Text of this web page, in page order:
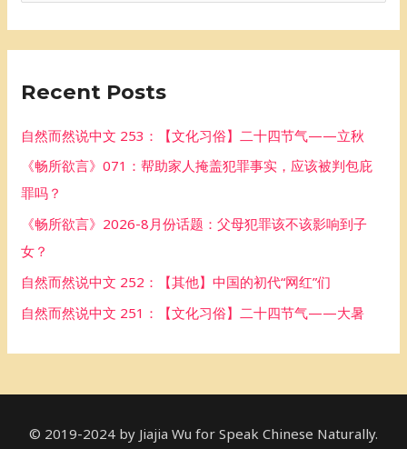
c
f
r
Recent Posts
自然而然说中文 253：【文化习俗】二十四节气——立秋
《畅所欲言》071：帮助家人掩盖犯罪事实，应该被判包庇
罪吗？
《畅所欲言》2026-8月份话题：父母犯罪该不该影响到子
女？
自然而然说中文 252：【其他】中国的初代“网红”们
自然而然说中文 251：【文化习俗】二十四节气——大暑
© 2019-2024 by Jiajia Wu for Speak Chinese Naturally.